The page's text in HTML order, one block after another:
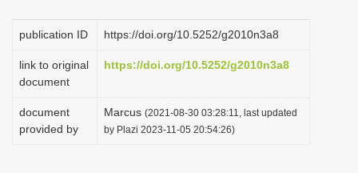
publication ID https://doi.org/10.5252/g2010n3a8
link to original
document
https://doi.org/10.5252/g2010n3a8
document
provided by
Marcus (2021-08-30 03:28:11, last updated
by Plazi 2023-11-05 20:54:26)